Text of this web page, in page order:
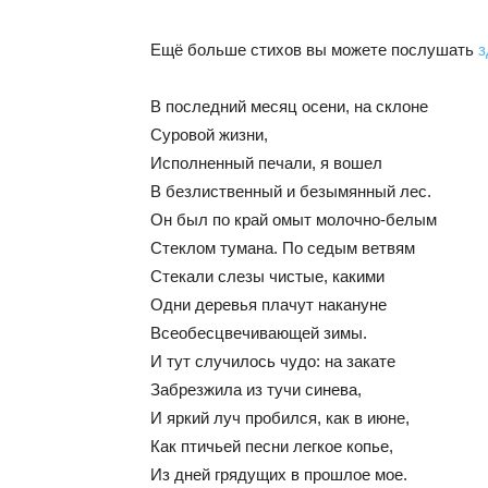
Ещё больше стихов вы можете послушать
В последний месяц осени, на склоне
Суровой жизни,
Исполненный печали, я вошел
В безлиственный и безымянный лес.
Он был по край омыт молочно-белым
Стеклом тумана. По седым ветвям
Стекали слезы чистые, какими
Одни деревья плачут накануне
Всеобесцвечивающей зимы.
И тут случилось чудо: на закате
Забрезжила из тучи синева,
И яркий луч пробился, как в июне,
Как птичьей песни легкое копье,
Из дней грядущих в прошлое мое.